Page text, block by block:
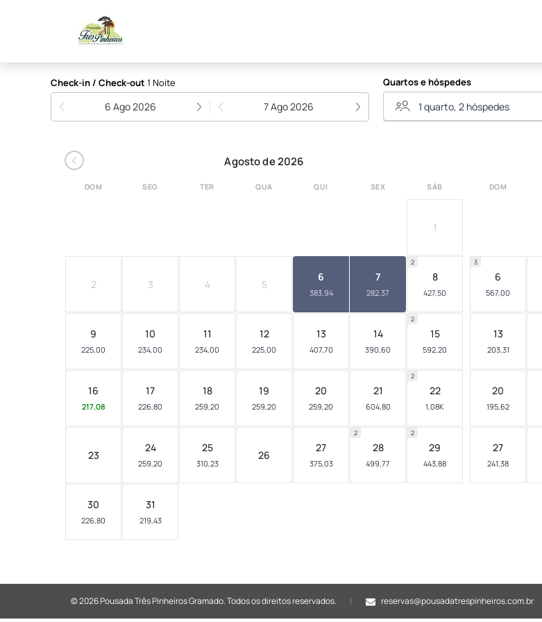
Pousada Três Pinheiros Gramado
Check-in / Check-out 1 Noite
6 Ago 2026 7 Ago 2026
Quartos e hóspedes
‹ Agosto de 2026
DOM SEG TER QUA QUI SEX SÁB
1
2 3 4 5
6
383,94
7
282,37
8
427,50
2
9
225,00
10
234,00
11
234,00
12
225,00
13
407,70
14
390,60
15
592,20
2
16
217,08
17
226,80
18
259,20
19
259,20
20
259,20
21
604,80
22
1,08K
2
23
24
259,20
25
310,23
26
27
375,03
28
499,77
2
29
443,88
2
30
226,80
31
219,43
DOM
6
567,00
3
13
203,31
20
195,62
27
241,38
reservas@pousadatrespinheiros.com.br
© 2026 Pousada Três Pinheiros Gramado.Todos os direitos reservados.